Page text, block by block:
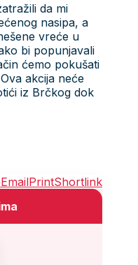
da mi
nasipa, a
vreće u
bi popunjavali
ćemo pokušati
akcija neće
iz Brčkog dok
EmailPrintShortlink